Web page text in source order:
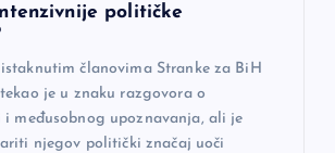
političke
članovima Stranke za BiH
je u znaku razgovora o
međusobnog upoznavanja, ali je
njegov politički značaj uoči